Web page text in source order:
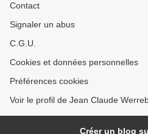
Contact
Signaler un abus
C.G.U.
Cookies et données personnelles
Préférences cookies
Voir le profil de Jean Claude
Créer un blog